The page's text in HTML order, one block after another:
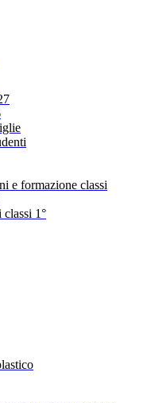
e formazione classi
1°